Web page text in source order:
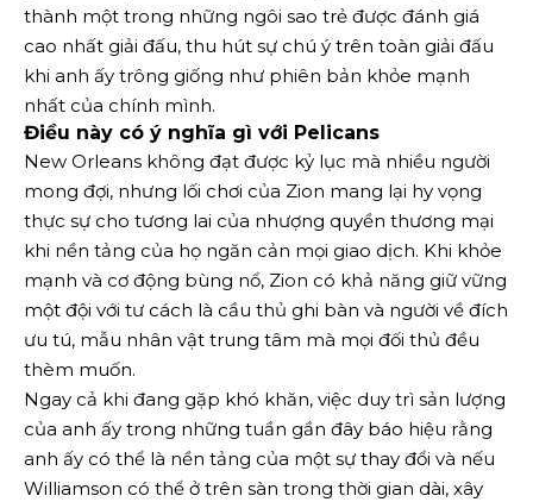
thành một trong những ngôi sao trẻ được đánh giá
cao nhất giải đấu, thu hút sự chú ý trên toàn giải đấu
khi anh ấy trông giống như phiên bản khỏe mạnh
nhất của chính mình.
Điều này có ý nghĩa gì với Pelicans
New Orleans không đạt được kỷ lục mà nhiều người
mong đợi, nhưng lối chơi của Zion mang lại hy vọng
thực sự cho tương lai của nhượng quyền thương mại
khi nền tảng của họ ngăn cản mọi giao dịch. Khi khỏe
mạnh và cơ động bùng nổ, Zion có khả năng giữ vững
một đội với tư cách là cầu thủ ghi bàn và người về đích
ưu tú, mẫu nhân vật trung tâm mà mọi đối thủ đều
thèm muốn.
Ngay cả khi đang gặp khó khăn, việc duy trì sản lượng
của anh ấy trong những tuần gần đây báo hiệu rằng
anh ấy có thể là nền tảng của một sự thay đổi và nếu
Williamson có thể ở trên sàn trong thời gian dài, xây